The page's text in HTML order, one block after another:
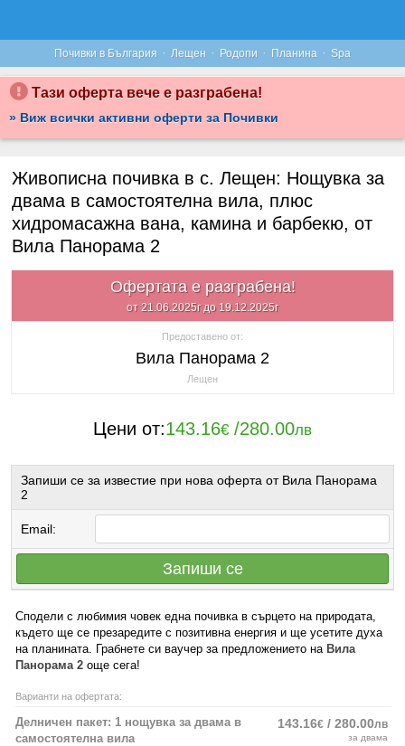
Почивки в България · Лещен · Родопи · Планина · Spa
Тази оферта вече е разграбена!
» Виж всички активни оферти за Почивки
Живописна почивка в с. Лещен: Нощувка за
двама в самостоятелна вила, плюс
хидромасажна вана, камина и барбекю, от
Вила Панорама 2
Офертата е разграбена!
от 21.06.2025г до 19.12.2025г
Предоставено от:
Вила Панорама 2
Лещен
Цени от:143.16€ /280.00лв
Запиши се за известие при нова оферта от Вила Панорама
2
Email:
Запиши се
Сподели с любимия човек една почивка в сърцето на природата,
където ще се презаредите с позитивна енергия и ще усетите духа
на планината. Грабнете си ваучер за предложението на Вила
Панорама 2 още сега!
Варианти на офертата:
Делничен пакет: 1 нощувка за двама в
самостоятелна вила
143.16€ / 280.00лв
за двама